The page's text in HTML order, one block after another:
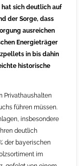
sich deutlich auf
der Sorge, dass
ausreichen
Energieträger
in bis dahin
historische
Privathaushalten
führen müssen.
insbesondere
deutlich
der bayerischen
im